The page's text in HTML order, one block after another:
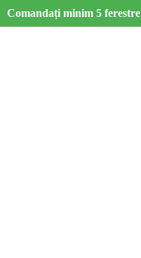
Comandați minim 5